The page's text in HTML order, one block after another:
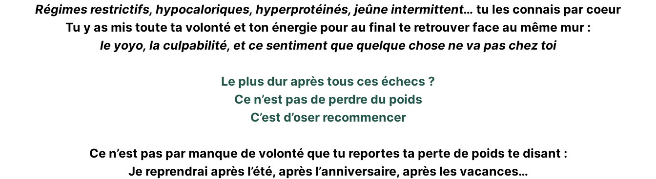
Régimes restrictifs, hypocaloriques, hyperprotéinés, jeûne intermittent… tu les connais par coeur
Tu y as mis toute ta volonté et ton énergie pour au final te retrouver face au même mur :
le yoyo, la culpabilité, et ce sentiment que quelque chose ne va pas chez toi
Le plus dur après tous ces échecs ?
Ce n’est pas de perdre du poids
C’est d’oser recommencer
Ce n’est pas par manque de volonté que tu reportes ta perte de poids te disant :
Je reprendrai après l’été, après l’anniversaire, après les vacances…